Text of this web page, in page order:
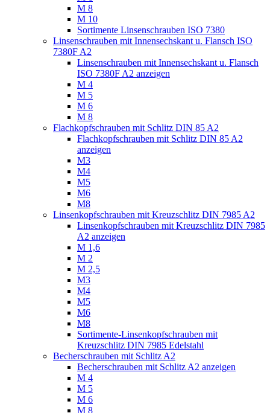
M 8
M 10
Sortimente Linsenschrauben ISO 7380
Linsenschrauben mit Innensechskant u. Flansch ISO
7380F A2
Linsenschrauben mit Innensechskant u. Flansch
ISO 7380F A2 anzeigen
M 4
M 5
M 6
M 8
Flachkopfschrauben mit Schlitz DIN 85 A2
Flachkopfschrauben mit Schlitz DIN 85 A2
anzeigen
M3
M4
M5
M6
M8
Linsenkopfschrauben mit Kreuzschlitz DIN 7985 A2
Linsenkopfschrauben mit Kreuzschlitz DIN 7985
A2 anzeigen
M 1,6
M 2
M 2,5
M3
M4
M5
M6
M8
Sortimente-Linsenkopfschrauben mit
Kreuzschlitz DIN 7985 Edelstahl
Becherschrauben mit Schlitz A2
Becherschrauben mit Schlitz A2 anzeigen
M 4
M 5
M 6
M 8